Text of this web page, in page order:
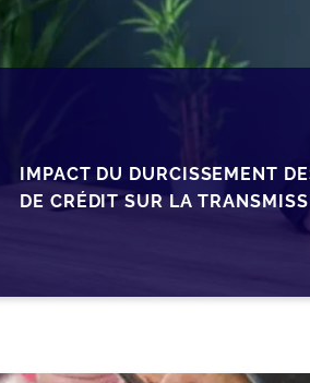
IMPACT DU DURCISSEMENT
DE CRÉDIT SUR LA